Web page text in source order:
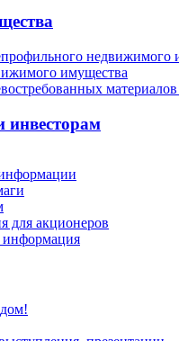
недвижимого
имущества
инвесторам
для акционеров
информация